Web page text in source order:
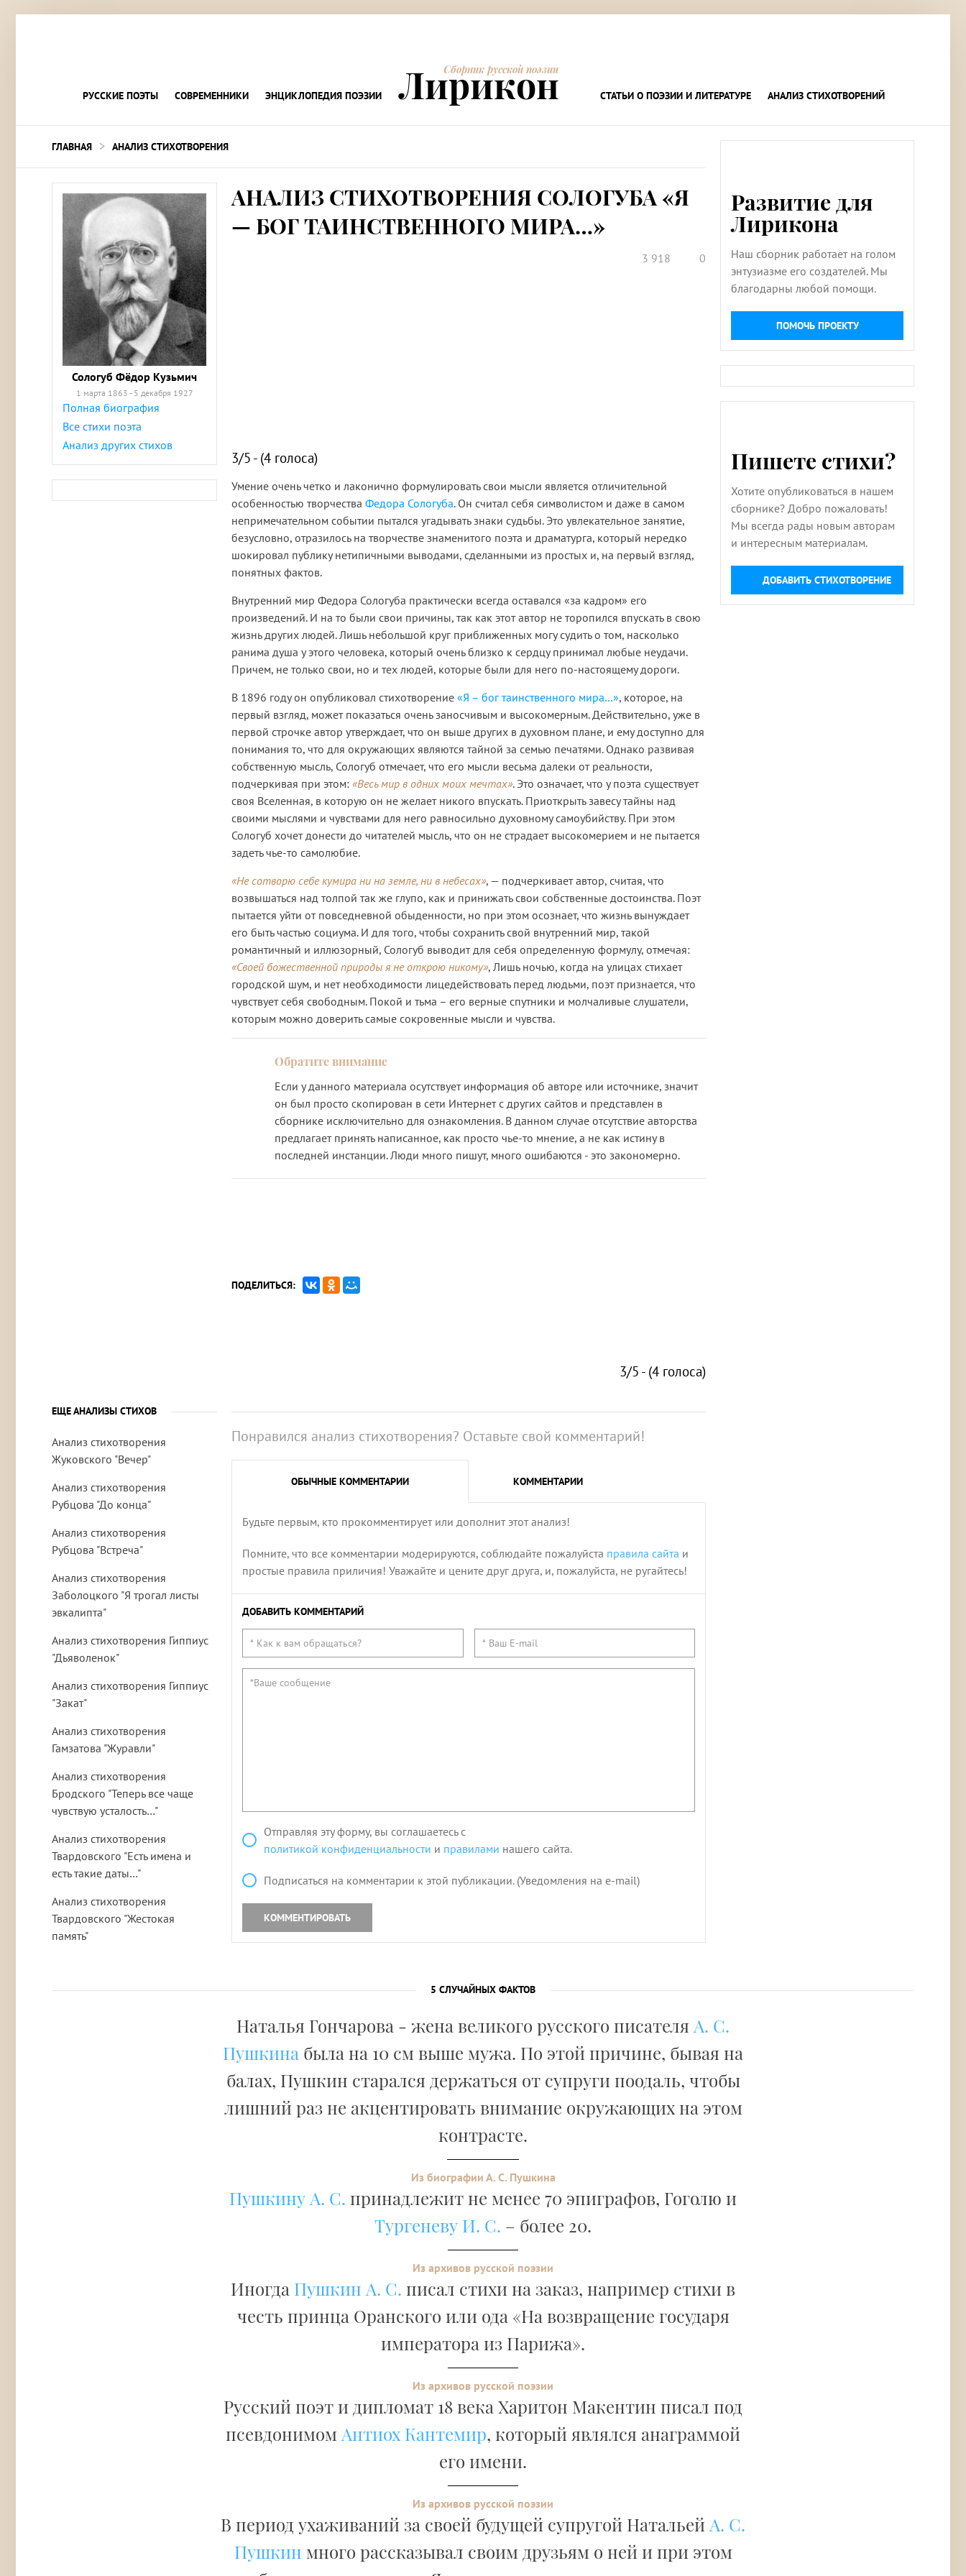
РУССКИЕ ПОЭТЫ СОВРЕМЕННИКИ ЭНЦИКЛОПЕДИЯ ПОЭЗИИ
Сборник русской поэзии
Лирикон СТАТЬИ О ПОЭЗИИ И ЛИТЕРАТУРЕ АНАЛИЗ СТИХОТВОРЕНИЙ
ГЛАВНАЯ > АНАЛИЗ СТИХОТВОРЕНИЯ
Сологуб Фёдор Кузьмич
1 марта 1863 - 5 декабря 1927
Полная биография
Все стихи поэта
Анализ других стихов
АНАЛИЗ СТИХОТВОРЕНИЯ СОЛОГУБА «Я
— БОГ ТАИНСТВЕННОГО МИРА…»
3 918 0
3/5 - (4 голоса)
Умение очень четко и лаконично формулировать свои мысли является отличительной
особенностью творчества Федора Сологуба. Он считал себя символистом и даже в самом
непримечательном событии пытался угадывать знаки судьбы. Это увлекательное занятие,
безусловно, отразилось на творчестве знаменитого поэта и драматурга, который нередко
шокировал публику нетипичными выводами, сделанными из простых и, на первый взгляд,
понятных фактов.
Внутренний мир Федора Сологуба практически всегда оставался «за кадром» его
произведений. И на то были свои причины, так как этот автор не торопился впускать в свою
жизнь других людей. Лишь небольшой круг приближенных могу судить о том, насколько
ранима душа у этого человека, который очень близко к сердцу принимал любые неудачи.
Причем, не только свои, но и тех людей, которые были для него по-настоящему дороги.
В 1896 году он опубликовал стихотворение «Я – бог таинственного мира…», которое, на
первый взгляд, может показаться очень заносчивым и высокомерным. Действительно, уже в
первой строчке автор утверждает, что он выше других в духовном плане, и ему доступно для
понимания то, что для окружающих являются тайной за семью печатями. Однако развивая
собственную мысль, Сологуб отмечает, что его мысли весьма далеки от реальности,
подчеркивая при этом: «Весь мир в одних моих мечтах». Это означает, что у поэта существует
своя Вселенная, в которую он не желает никого впускать. Приоткрыть завесу тайны над
своими мыслями и чувствами для него равносильно духовному самоубийству. При этом
Сологуб хочет донести до читателей мысль, что он не страдает высокомерием и не пытается
задеть чье-то самолюбие.
«Не сотворю себе кумира ни на земле, ни в небесах», — подчеркивает автор, считая, что
возвышаться над толпой так же глупо, как и принижать свои собственные достоинства. Поэт
пытается уйти от повседневной обыденности, но при этом осознает, что жизнь вынуждает
его быть частью социума. И для того, чтобы сохранить свой внутренний мир, такой
романтичный и иллюзорный, Сологуб выводит для себя определенную формулу, отмечая:
«Своей божественной природы я не открою никому», Лишь ночью, когда на улицах стихает
городской шум, и нет необходимости лицедействовать перед людьми, поэт признается, что
чувствует себя свободным. Покой и тьма – его верные спутники и молчаливые слушатели,
которым можно доверить самые сокровенные мысли и чувства.
Если у данного материала осутствует информация об авторе или источнике, значит
он был просто скопирован в сети Интернет с других сайтов и представлен в
сборнике исключительно для ознакомления. В данном случае отсутствие авторства
предлагает принять написанное, как просто чье-то мнение, а не как истину в
последней инстанции. Люди много пишут, много ошибаются - это закономерно.
ПОДЕЛИТЬСЯ:
3/5 - (4 голоса)
ЕЩЕ АНАЛИЗЫ СТИХОВ
Анализ стихотворения
Жуковского "Вечер"
Анализ стихотворения
Рубцова "До конца"
Анализ стихотворения
Рубцова "Встреча"
Анализ стихотворения
Заболоцкого "Я трогал листы
эвкалипта"
Анализ стихотворения Гиппиус
"Дьяволенок"
Анализ стихотворения Гиппиус
"Закат"
Анализ стихотворения
Гамзатова "Журавли"
Анализ стихотворения
Бродского "Теперь все чаще
чувствую усталость…"
Анализ стихотворения
Твардовского "Есть имена и
есть такие даты…"
Анализ стихотворения
Твардовского "Жестокая
память"
Понравился анализ стихотворения? Оставьте свой комментарий!
ОБЫЧНЫЕ КОММЕНТАРИИ КОММЕНТАРИИ
Будьте первым, кто прокомментирует или дополнит этот анализ!
Помните, что все комментарии модерируются, соблюдайте пожалуйста правила сайта и
простые правила приличия! Уважайте и цените друг друга, и, пожалуйста, не ругайтесь!
ДОБАВИТЬ КОММЕНТАРИЙ
Отправляя эту форму, вы соглашаетесь с
политикой конфиденциальности и правилами нашего сайта.
Подписаться на комментарии к этой публикации. (Уведомления на e-mail)
КОММЕНТИРОВАТЬ
Развитие для
Лирикона
Наш сборник работает на голом
энтузиазме его создателей. Мы
благодарны любой помощи.
ПОМОЧЬ ПРОЕКТУ
Пишете стихи?
Хотите опубликоваться в нашем
сборнике? Добро пожаловать!
Мы всегда рады новым авторам
и интересным материалам.
ДОБАВИТЬ СТИХОТВОРЕНИЕ
5 СЛУЧАЙНЫХ ФАКТОВ
Наталья Гончарова - жена великого русского писателя А. С.
Пушкина была на 10 см выше мужа. По этой причине, бывая на
балах, Пушкин старался держаться от супруги поодаль, чтобы
лишний раз не акцентировать внимание окружающих на этом
контрасте.
Из биографии А. С. Пушкина
Пушкину А. С. принадлежит не менее 70 эпиграфов, Гоголю и
Тургеневу И. С. – более 20.
Из архивов русской поэзии
Иногда Пушкин А. С. писал стихи на заказ, например стихи в
честь принца Оранского или ода «На возвращение государя
императора из Парижа».
Из архивов русской поэзии
Русский поэт и дипломат 18 века Харитон Макентин писал под
псевдонимом Антиох Кантемир, который являлся анаграммой
его имени.
Из архивов русской поэзии
В период ухаживаний за своей будущей супругой Натальей А. С.
Пушкин много рассказывал своим друзьям о ней и при этом